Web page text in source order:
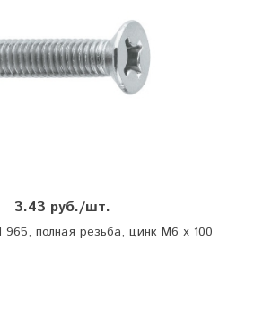
3.43 руб./шт.
965, полная резьба, цинк М6 х 100